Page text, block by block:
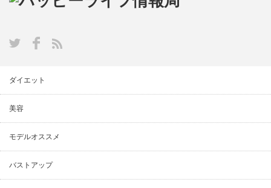
ダイエット
美容
モデルオススメ
バストアップ